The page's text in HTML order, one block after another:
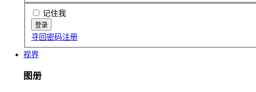
记住我
寻回密码注册
视界
图册